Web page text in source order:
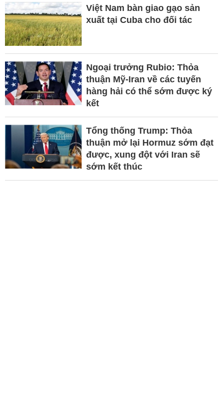
Việt Nam bàn giao gạo sản
xuất tại Cuba cho đối tác
Ngoại trưởng Rubio: Thỏa
thuận Mỹ-Iran về các tuyến
hàng hải có thể sớm được ký
kết
Tổng thống Trump: Thỏa
thuận mở lại Hormuz sớm đạt
được, xung đột với Iran sẽ
sớm kết thúc